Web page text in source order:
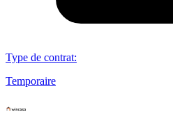
Type de contrat:
Temporaire